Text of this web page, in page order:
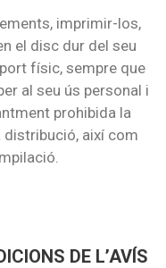
imprimir-los,
el disc dur del seu
físic, sempre que
al seu ús personal i
prohibida la
així com
DE L’AVÍS